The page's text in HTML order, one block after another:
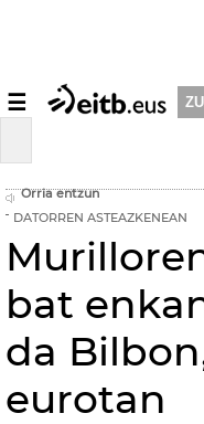
☰
Orria entzun
DATORREN ASTEAZKENEAN
bat
da
eurotan